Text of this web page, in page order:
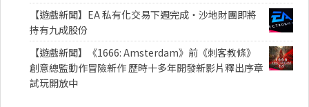
【遊戲新聞】EA 私有化交易下週完成・沙地財團即將
持有九成股份
【遊戲新聞】《1666: Amsterdam》前《刺客教條》
創意總監動作冒險新作 歷時十多年開發新影片釋出序章
試玩開放中